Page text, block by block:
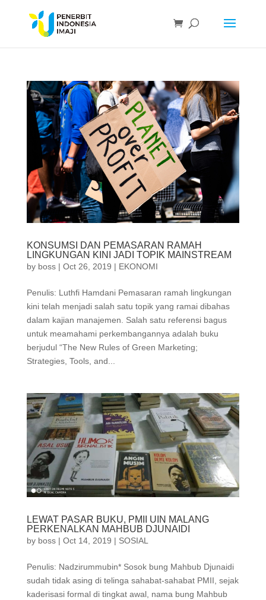
KONSUMSI DAN PEMASARAN RAMAH
LINGKUNGAN KINI JADI TOPIK MAINSTREAM
by boss| Oct 26, 2019 | EKONOMI
Penulis: Luthfi Hamdani Pemasaran ramah lingkungan
kini telah menjadi salah satu topik yang ramai dibahas
dalam kajian manajemen. Salah satu referensi bagus
untuk meamahami perkembangannya adalah buku
berjudul “The New Rules of Green Marketing;
Strategies, Tools, and...
LEWAT PASAR BUKU, PMII UIN MALANG
PERKENALKAN MAHBUB DJUNAIDI
by boss| Oct 14, 2019 | SOSIAL
Penulis: Nadzirummubin* Sosok bung Mahbub Djunaidi
sudah tidak asing di telinga sahabat-sahabat PMII, sejak
kaderisasi formal di tingkat awal, nama bung Mahbub